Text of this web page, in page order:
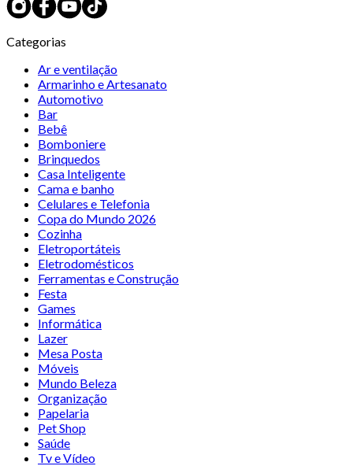
Categorias
Ar e ventilação
Armarinho e Artesanato
Automotivo
Bar
Bebê
Bomboniere
Brinquedos
Casa Inteligente
Cama e banho
Celulares e Telefonia
Copa do Mundo 2026
Cozinha
Eletroportáteis
Eletrodomésticos
Ferramentas e Construção
Festa
Games
Informática
Lazer
Mesa Posta
Móveis
Mundo Beleza
Organização
Papelaria
Pet Shop
Saúde
Tv e Vídeo